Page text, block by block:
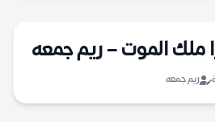
ملك الموت – ريم جمعه
ريم جمعه